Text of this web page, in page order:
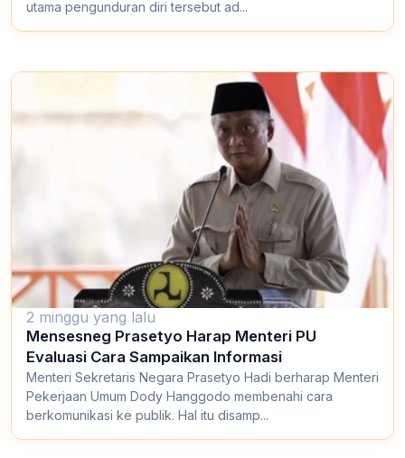
utama pengunduran diri tersebut ad...
2 minggu yang lalu
Mensesneg Prasetyo Harap Menteri PU
Evaluasi Cara Sampaikan Informasi
Menteri Sekretaris Negara Prasetyo Hadi berharap Menteri
Pekerjaan Umum Dody Hanggodo membenahi cara
berkomunikasi ke publik. Hal itu disamp...